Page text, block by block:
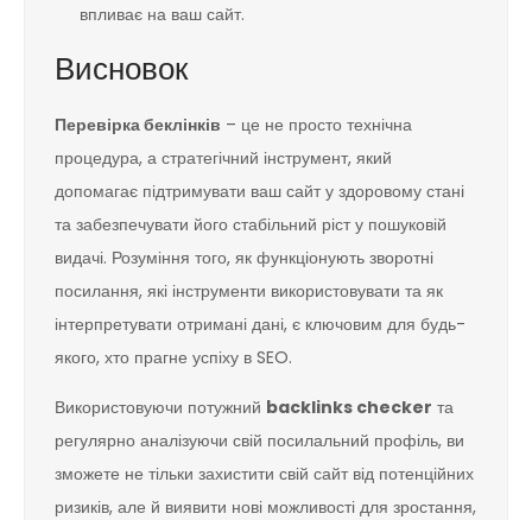
впливає на ваш сайт.
Висновок
Перевірка беклінків – це не просто технічна
процедура, а стратегічний інструмент, який
допомагає підтримувати ваш сайт у здоровому стані
та забезпечувати його стабільний ріст у пошуковій
видачі. Розуміння того, як функціонують зворотні
посилання, які інструменти використовувати та як
інтерпретувати отримані дані, є ключовим для будь-
якого, хто прагне успіху в SEO.
Використовуючи потужний backlinks checker та
регулярно аналізуючи свій посилальний профіль, ви
зможете не тільки захистити свій сайт від потенційних
ризиків, але й виявити нові можливості для зростання,